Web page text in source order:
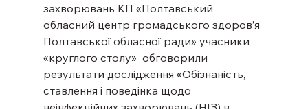
захворювань КП «Полтавський
обласний центр громадського здоров’я
Полтавської обласної ради» учасники
«круглого столу»  обговорили
результати дослідження «Обізнаність,
ставлення і поведінка щодо